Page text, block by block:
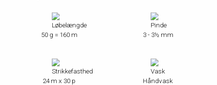
50 g = 160 m 3 - 3½ mm
24 m x 30 p Håndvask